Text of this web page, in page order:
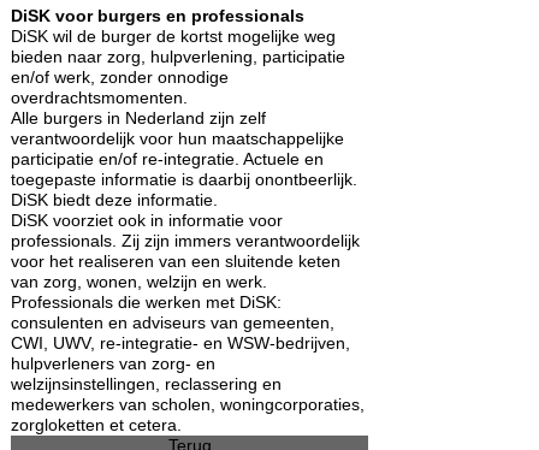
DiSK voor burgers en professionals
DiSK wil de burger de kortst mogelijke weg
bieden naar zorg, hulpverlening, participatie
en/of werk, zonder onnodige
overdrachtsmomenten.
Alle burgers in Nederland zijn zelf
verantwoordelijk voor hun maatschappelijke
participatie en/of re-integratie. Actuele en
toegepaste informatie is daarbij onontbeerlijk.
DiSK biedt deze informatie.
DiSK voorziet ook in informatie voor
professionals. Zij zijn immers verantwoordelijk
voor het realiseren van een sluitende keten
van zorg, wonen, welzijn en werk.
Professionals die werken met DiSK:
consulenten en adviseurs van gemeenten,
CWI, UWV, re-integratie- en WSW-bedrijven,
hulpverleners van zorg- en
welzijnsinstellingen, reclassering en
medewerkers van scholen, woningcorporaties,
zorgloketten et cetera.
Terug